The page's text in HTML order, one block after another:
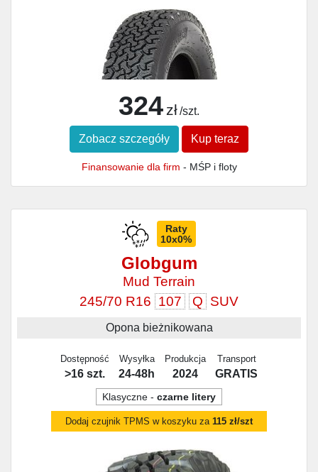
324 zł /szt.
Zobacz szczegóły Kup teraz
Finansowanie dla firm - MŚP i floty
Raty
10x0%
Globgum
Mud Terrain
245/70 R16 107 Q SUV
Opona bieżnikowana
Dostępność
>16 szt.
Wysyłka
24-48h
Produkcja
2024
Transport
GRATIS
Klasyczne - czarne litery
Dodaj czujnik TPMS w koszyku za 115 zł/szt